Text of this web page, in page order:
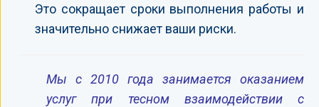
Это сокращает сроки выполнения работы и
значительно снижает ваши риски.
Мы с 2010 года занимается оказанием
услуг при тесном взаимодействии с